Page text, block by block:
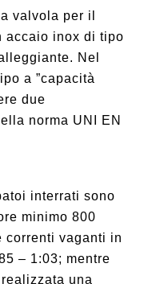
valvola per il
accaio inox di tipo
Nel
a ”capacità
due
norma UNI EN
interrati sono
minimo 800
correnti vaganti in
– 1:03; mentre
una